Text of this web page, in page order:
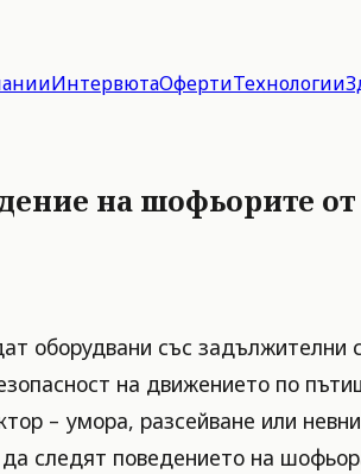
ИнтервютаОфертиТехнологии
на шофьорите от
оборудвани със
на движението по
– умора, разсейване или
следят поведението на